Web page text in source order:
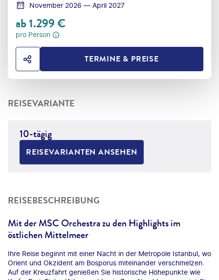
November 2026 — April 2027
ab1.299€
pro Person
HOTEL TEILENTERMINE & PREISE
REISEVARIANTE
10-tägig
REISEVARIANTEN ANSEHEN
REISEBESCHREIBUNG
Mit der MSC Orchestra zu den Highlights im
östlichen Mittelmeer
Ihre Reise beginnt mit einer Nacht in der Metropole Istanbul, wo
Orient und Okzident am Bosporus miteinander verschmelzen.
Auf der Kreuzfahrt genießen Sie historische Höhepunkte wie